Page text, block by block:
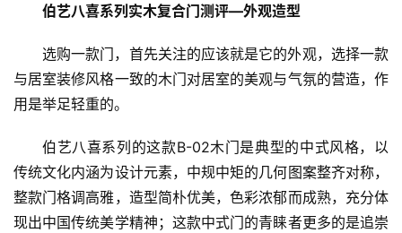
首
入
户
门
伯艺八喜系列实木复合门测评—外观造型
选购一款门，首先关注的应该就是它的外观，选择一款
与居室装修风格一致的木门对居室的美观与气氛的营造，作
用是举足轻重的。
伯艺八喜系列的这款B-02木门是典型的中式风格，以
传统文化内涵为设计元素，中规中矩的几何图案整齐对称，
整款门格调高雅，造型简朴优美，色彩浓郁而成熟，充分体
现出中国传统美学精神；这款中式门的青睐者更多的是追崇